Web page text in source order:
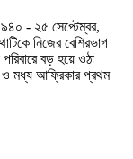
- ২৫ সেপ্টেম্বর,
নিজের বেশিরভাগ
বড় হয়ে ওঠা
ও মধ্য আফ্রিকার প্রথম